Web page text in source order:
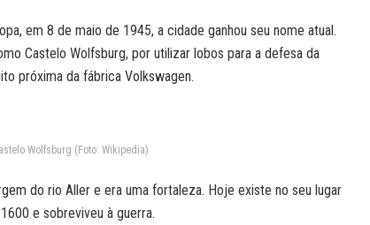
em 8 de maio de 1945, a cidade ganhou seu nome atual.
Castelo Wolfsburg, por utilizar lobos para a defesa da
próxima da fábrica Volkswagen.
Wolfsburg (Foto: Wikipedia)
do rio Aller e era uma fortaleza. Hoje existe no seu lugar
e sobreviveu à guerra.